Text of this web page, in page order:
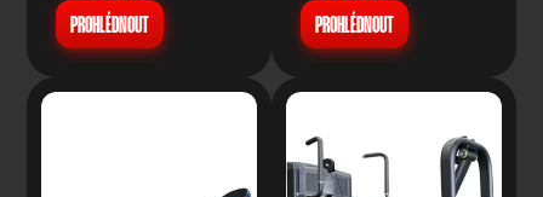
PROHLÉDNOUT PROHLÉDNOUT